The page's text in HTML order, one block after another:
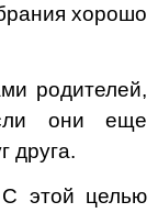
хорошо
родителей,
они еще
друга.
С этой целью